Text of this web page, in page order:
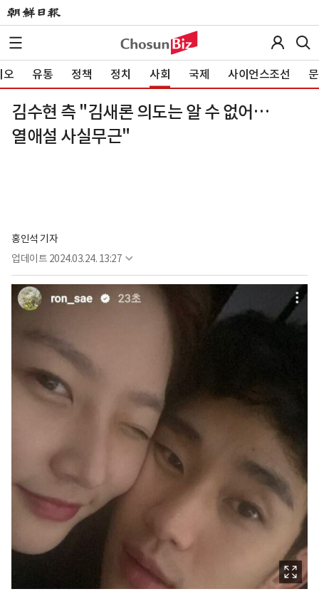
오 유통 정책 정치 사회 국제 사이언스조선
김수현 측 "김새론 의도는 알 수 없어…
열애설 사실무근"
홍인석 기자
업데이트 2024.03.24. 13:27